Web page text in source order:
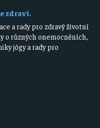
zdraví.
a rady pro zdravý životní
různých onemocněních,
jógy a rady pro